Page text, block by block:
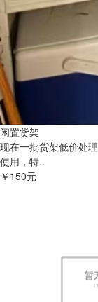
闲置货架
现在一批货架低价处
使用，特..
￥150元